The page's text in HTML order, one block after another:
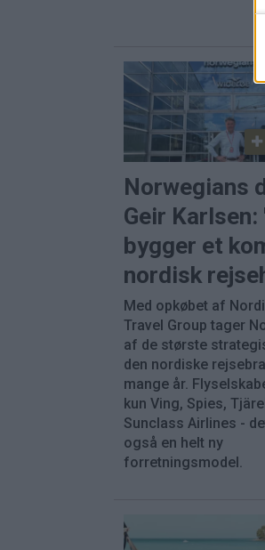
Norwegians
Geir Karlsen:
bygger et
nordisk
Med opkøbet af
Travel Group tager
af de største
den nordiske
mange år.
kun Ving, Spies,
Sunclass Airlines -
også en helt ny
forretningsmodel.